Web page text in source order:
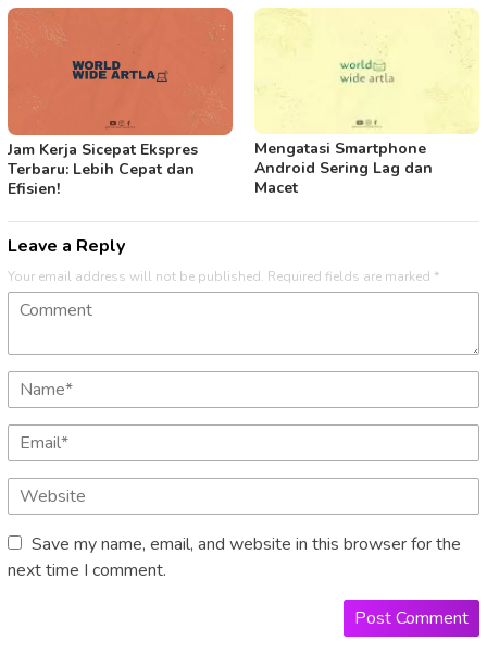
Jam Kerja Sicepat Ekspres
Terbaru: Lebih Cepat dan
Efisien!
Mengatasi Smartphone
Android Sering Lag dan
Macet
Leave a Reply
Your email address will not be published. Required fields are marked *
Save my name, email, and website in this browser for the
next time I comment.